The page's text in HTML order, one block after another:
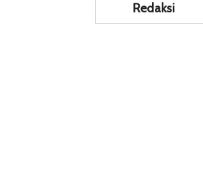
Redaksi